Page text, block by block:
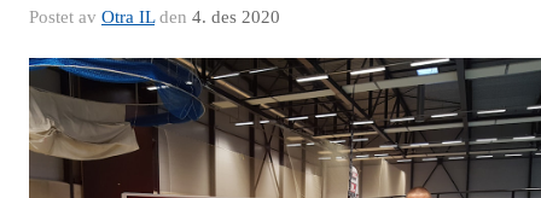
Postet av Otra ILden 4. des 2020